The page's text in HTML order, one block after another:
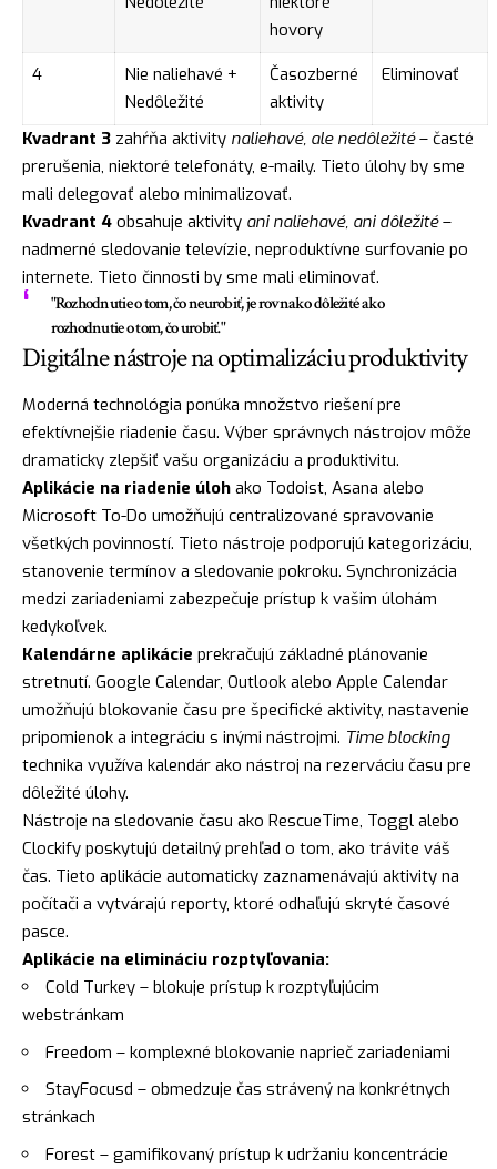
hovory
4
Nie naliehavé +
Nedôležité
Časozberné
aktivity
Eliminovať
Kvadrant 3 zahŕňa aktivity naliehavé, ale nedôležité– časté
prerušenia, niektoré telefonáty, e-maily. Tieto úlohy by sme
mali delegovať alebo minimalizovať.
Kvadrant 4 obsahuje aktivity ani naliehavé, ani dôležité–
nadmerné sledovanie televízie, neproduktívne surfovanie po
internete. Tieto činnosti by sme mali eliminovať.
"Rozhodnutie o tom, čo neurobiť, je rovnako dôležité ako
rozhodnutie o tom, čo urobiť."
Digitálne nástroje na optimalizáciu produktivity
Moderná technológia ponúka množstvo riešení pre
efektívnejšie riadenie času. Výber správnych nástrojov môže
dramaticky zlepšiť vašu organizáciu a produktivitu.
Aplikácie na riadenie úloh ako Todoist, Asana alebo
Microsoft To-Do umožňujú centralizované spravovanie
všetkých povinností. Tieto nástroje podporujú kategorizáciu,
stanovenie termínov a sledovanie pokroku. Synchronizácia
medzi zariadeniami zabezpečuje prístup k vašim úlohám
kedykoľvek.
Kalendárne aplikácie prekračujú základné plánovanie
stretnutí. Google Calendar, Outlook alebo Apple Calendar
umožňujú blokovanie času pre špecifické aktivity, nastavenie
pripomienok a integráciu s inými nástrojmi. Time blocking
technika využíva kalendár ako nástroj na rezerváciu času pre
dôležité úlohy.
Nástroje na sledovanie času ako RescueTime, Toggl alebo
Clockify poskytujú detailný prehľad o tom, ako trávite váš
čas. Tieto aplikácie automaticky zaznamenávajú aktivity na
počítači a vytvárajú reporty, ktoré odhaľujú skryté časové
pasce.
Aplikácie na elimináciu rozptyľovania:
Cold Turkey – blokuje prístup k rozptyľujúcim
webstránkam
Freedom – komplexné blokovanie naprieč zariadeniami
StayFocusd – obmedzuje čas strávený na konkrétnych
stránkach
Forest – gamifikovaný prístup k udržaniu koncentrácie